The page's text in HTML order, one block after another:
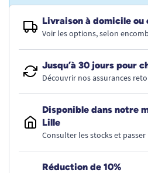
Livraison à domicile ou
Voir les options, selon
Jusqu’à 30 jours pour
Découvrir nos assurances
Disponible dans notre
Lille
Consulter les stocks et
Réduction de 10%